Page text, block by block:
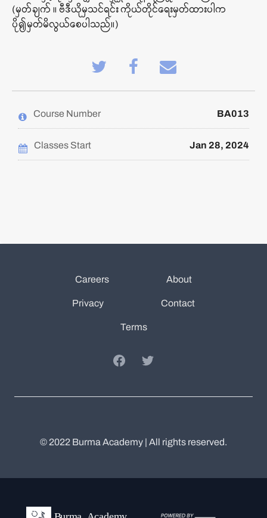
(မှတ်ချက် ။ ဗီဒီယိုမှသင်ရင်း ကိုယ်တိုင်ရေးမှတ်ထားပါက
ပို၍မှတ်မိလွယ်စေပါသည်။)
Tweet
that
enrolled
Post
message
enrolled
course
Email
someone
say
enrolled
this
course
Course Number BA013
Classes Start Jan 28, 2024
Careers About
Privacy Contact
Terms
FacebookTwitter
© 2022 Burma Academy | All rights reserved.
Burma Academy